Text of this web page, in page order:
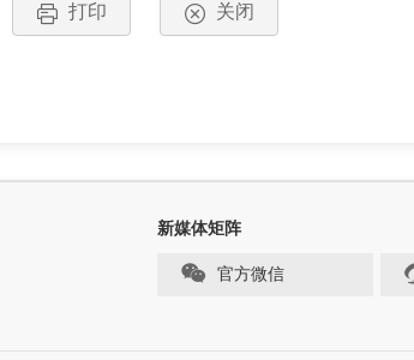
打印 关闭
新媒体矩阵
官方微信